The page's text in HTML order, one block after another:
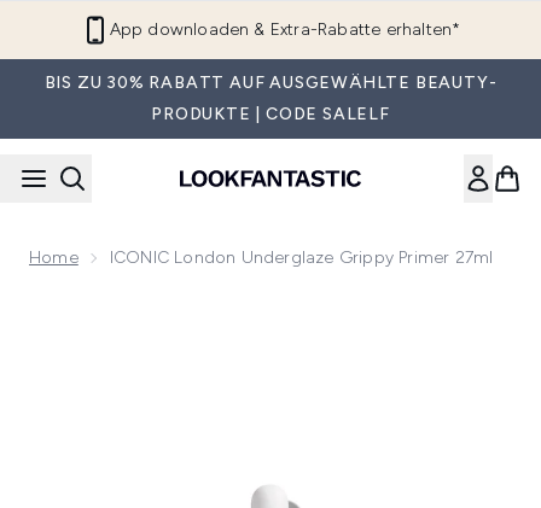
App downloaden & Extra-Rabatte erhalten*
BIS ZU 30% RABATT AUF AUSGEWÄHLTE BEAUTY-
PRODUKTE | CODE SALELF
Home ICONIC London Underglaze Grippy Primer 27ml